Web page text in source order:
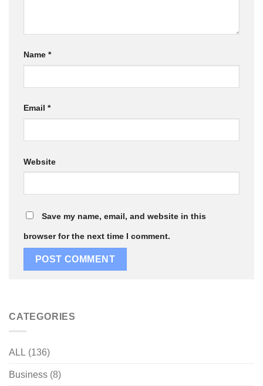
Name *
Email *
Website
Save my name, email, and website in this
browser for the next time I comment.
CATEGORIES
ALL (136)
Business (8)